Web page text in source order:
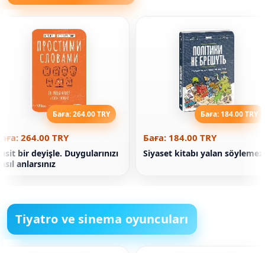
Баға: 264.00 TRY
264.00 TRY
bir deyişle. Duygularınızı
anlarsınız
Баға: 184.00 TRY
Баға: 184.00 TRY
Siyaset kitabı yalan söylemez
Tiyatro ve sinema oyuncuları